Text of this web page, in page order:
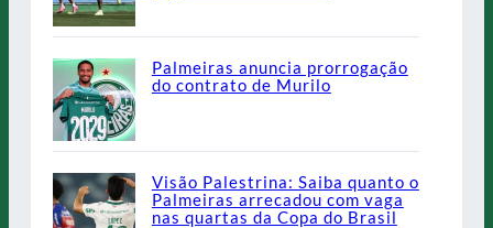
Palmeiras anuncia prorrogação
do contrato de Murilo
Visão Palestrina: Saiba quanto o
Palmeiras arrecadou com vaga
nas quartas da Copa do Brasil